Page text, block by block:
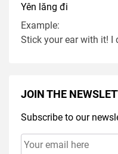
Yên lăng đi
Example:
Stick your ear with it! I
JOIN THE
Subscribe to our